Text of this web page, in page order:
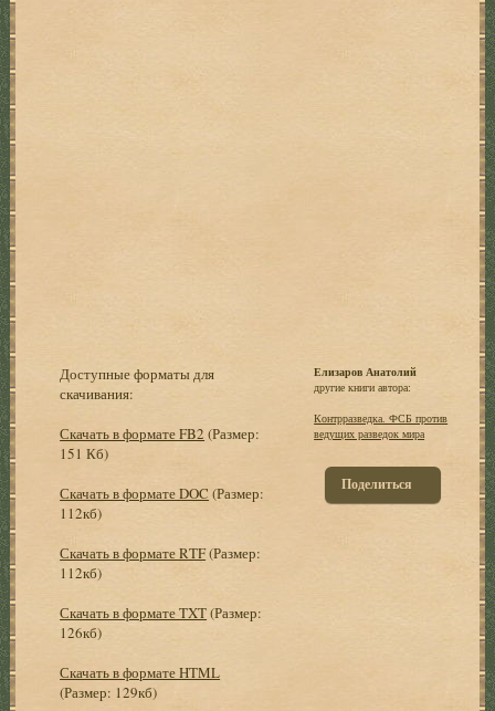
Доступные форматы для
скачивания:
Скачать в формате FB2 (Размер:
151 Кб)
Скачать в формате DOC (Размер:
112кб)
Скачать в формате RTF(Размер:
112кб)
Скачать в формате TXT(Размер:
126кб)
Скачать в формате HTML
(Размер: 129кб)
Елизаров Анатолий
другие книги автора:
Контрразведка. ФСБ против
ведущих разведок мира
Поделиться